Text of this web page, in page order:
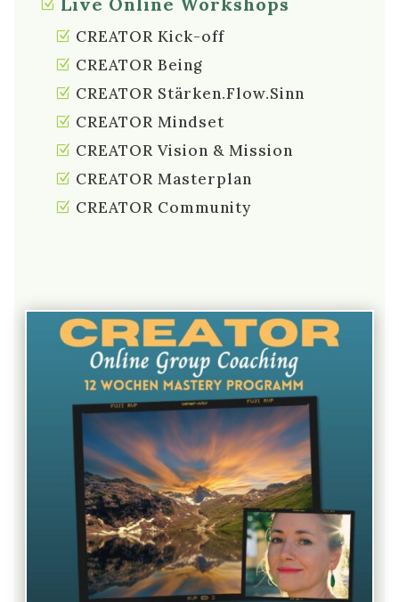
CREATOR Kick-off
CREATOR Being
CREATOR Stärken.Flow.Sinn
CREATOR Mindset
CREATOR Vision & Mission
CREATOR Masterplan
CREATOR Community